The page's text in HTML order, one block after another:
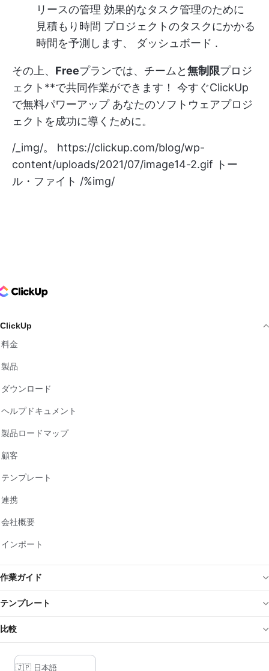
リースの管理 効果的なタスク管理のために
見積もり時間 プロジェクトのタスクにかかる
時間を予測します、 ダッシュボード .
その上、 Freeプランでは、チームと無制限プロジ
ェクト**で共同作業ができます！ 今すぐClickUp
で無料パワーアップあなたのソフトウェアプロジ
ェクトを成功に導くために。
/_img/。 https://clickup.com/blog/wp-
content/uploads/2021/07/image14-2.gif トー
ル・ファイト /%img/
Logo
ClickUp
料金
製品
ダウンロード
ヘルプドキュメント
製品ロードマップ
顧客
テンプレート
連携
会社概要
インポート
作業ガイド
テンプレート
比較